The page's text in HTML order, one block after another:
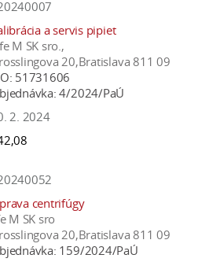
a servis pipiet
M SK sro.,
20,Bratislava 811 09
51731606
4/2024/PaÚ
2. 2024
centrifúgy
M SK sro
20,Bratislava 811 09
159/2024/PaÚ